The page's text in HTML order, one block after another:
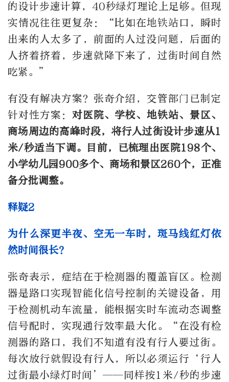
的设计步速计算，40秒绿灯理论上足够。但现
实情况往往更复杂：“比如在地铁站口，瞬时
出来的人太多了，前面的人过没问题，后面的
人挤着挤着，步速就降下来了，过街时间自然
吃紧。”
有没有解决方案？张奇介绍，交管部门已制定
针对性方案： 对医院、学校、地铁站、景区、
商场周边的高峰时段，将行人过街设计步速从1
米/秒适当下调。目前，已梳理出医院198个、
小学幼儿园900多个、商场和景区260个，正准
备分批调整。
释疑2
为什么深更半夜、空无一车时，斑马线红灯依
然时间很长？
张奇表示，症结在于检测器的覆盖盲区。检测
器是路口实现智能化信号控制的关键设备，用
于检测机动车流量，能根据实时车流动态调整
信号配时，实现通行效率最大化。“在没有检
测器的路口，我们不知道有没有行人要过街。
每次放行就假设有行人，所以必须运行‘行人
过街最小绿灯时间’——同样按1米/秒的步速